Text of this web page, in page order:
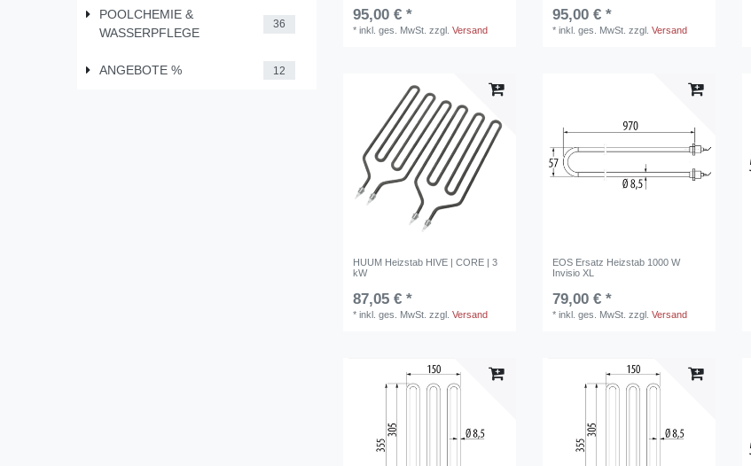
POOLCHEMIE &
WASSERPFLEGE
36
ANGEBOTE % 12
95,00 € *
*inkl. ges. MwSt. zzgl.Versand
95,00 € *
*inkl. ges. MwSt. zzgl.Versand
HUUM Heizstab HIVE | CORE | 3
kW
87,05 € *
*inkl. ges. MwSt. zzgl.Versand
EOS Ersatz Heizstab 1000 W
Invisio XL
79,00 € *
*inkl. ges. MwSt. zzgl.Versand